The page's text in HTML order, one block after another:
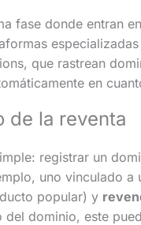
fase donde entran
que rastrean
en
de la reventa
registrar un
uno vinculado
popular) y
dominio, este